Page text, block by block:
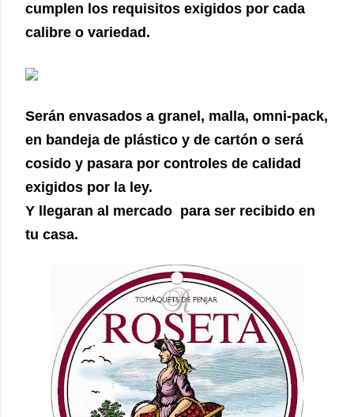
cumplen los requisitos exigidos por cada
calibre o variedad.
Serán envasados a granel, malla, omni-pack,
en bandeja de plástico y de cartón o será
cosido y pasara por controles de calidad
exigidos por la ley.
Y llegaran al mercado para ser recibido en
tu casa.